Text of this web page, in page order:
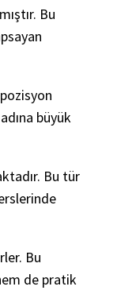
Bu
büyük
Bu tür
Bu
de pratik